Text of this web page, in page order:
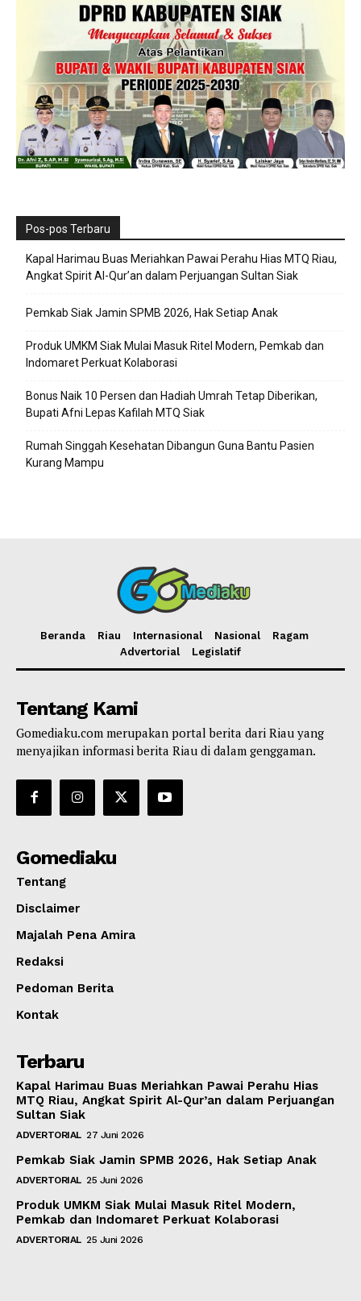
Pos-pos Terbaru
Kapal Harimau Buas Meriahkan Pawai Perahu Hias MTQ Riau,
Angkat Spirit Al-Qur’an dalam Perjuangan Sultan Siak
Pemkab Siak Jamin SPMB 2026, Hak Setiap Anak
Produk UMKM Siak Mulai Masuk Ritel Modern, Pemkab dan
Indomaret Perkuat Kolaborasi
Bonus Naik 10 Persen dan Hadiah Umrah Tetap Diberikan,
Bupati Afni Lepas Kafilah MTQ Siak
Rumah Singgah Kesehatan Dibangun Guna Bantu Pasien
Kurang Mampu
Beranda Riau Internasional Nasional
Ragam
Advertorial
Legislatif
Tentang Kami
Gomediaku.com merupakan portal berita dari Riau yang
menyajikan informasi berita Riau di dalam genggaman.
Gomediaku
Tentang
Disclaimer
Majalah Pena Amira
Redaksi
Pedoman Berita
Kontak
Terbaru
Kapal Harimau Buas Meriahkan Pawai Perahu Hias
MTQ Riau, Angkat Spirit Al-Qur’an dalam Perjuangan
Sultan Siak
ADVERTORIAL 27 Juni 2026
Pemkab Siak Jamin SPMB 2026, Hak Setiap Anak
ADVERTORIAL 25 Juni 2026
Produk UMKM Siak Mulai Masuk Ritel Modern,
Pemkab dan Indomaret Perkuat Kolaborasi
ADVERTORIAL 25 Juni 2026